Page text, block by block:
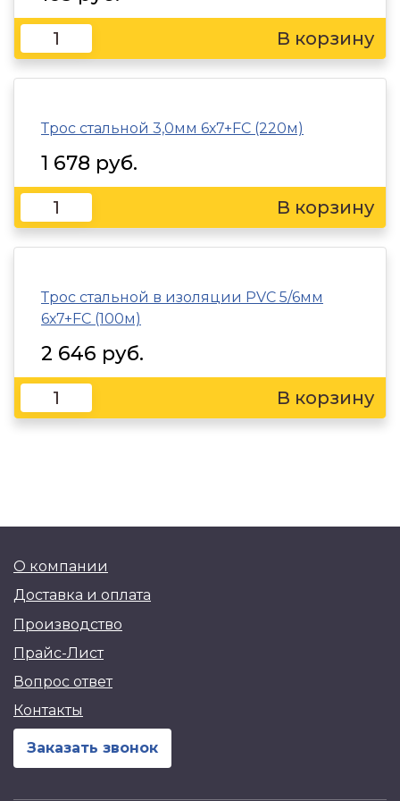
Трос стальной 3,0мм 6х7+FC (220м)
1 678 руб.
Трос стальной в изоляции PVC 5/6мм
6х7+FC (100м)
2 646 руб.
О компании
Доставка и оплата
Производство
Прайс-Лист
Вопрос ответ
Контакты
Заказать звонок